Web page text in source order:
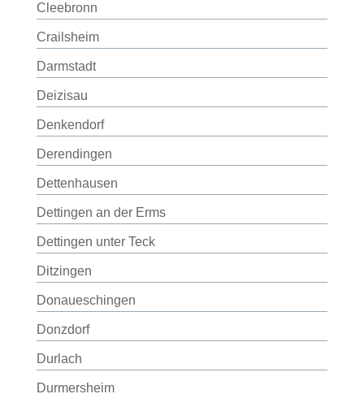
Cleebronn
Crailsheim
Darmstadt
Deizisau
Denkendorf
Derendingen
Dettenhausen
Dettingen an der Erms
Dettingen unter Teck
Ditzingen
Donaueschingen
Donzdorf
Durlach
Durmersheim